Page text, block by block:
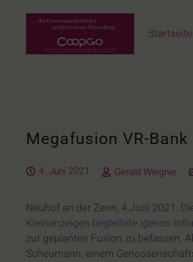
Startseite
Megafusion VR-
4. Juni 2021 Gerald Wiegner
Neuhof an der Zenn, 4.Juni 2021.
Kleinanzeigen begleitete igenos
zur geplanten Fusion zu befassen.
Scheumann, einem